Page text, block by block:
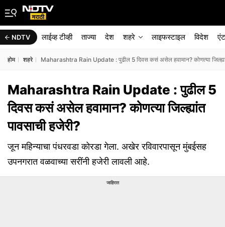
NDTV लाईव्ह टीव्ही ताज्या देश शहरे लाइफस्टाइल विदेश
होम शहरे Maharashtra Rain Update : पुढील 5 दिवस कसं असेल हवामान? कोणत्या
Maharashtra Rain Update : पुढील 5
दिवस कसं असेल हवामान? कोणत्या जिल्ह्यांत
पावसाची हजेरी?
जून महिन्याचा पंधरवडा कोरडा गेला. अखेर रविवारपासून मुंबईसह
उपनगरात वळवाच्या सरींनी हजेरी लावली आहे.
जाहिरात